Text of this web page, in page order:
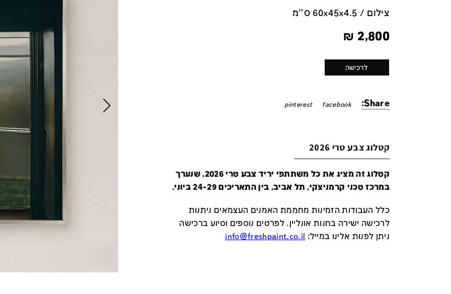
צילום / 60x45x4.5 ס''מ
2,800
₪
לרכישה
Share:
facebook
pinterest
קטלוג צבע טרי 2026
קטלוג זה מציג את כל משתתפי יריד צבע טרי 2026, שנערך
במרכז טכני קרמניצקי, תל אביב, בין התאריכים 24-29 ביוני.
כלל העבודות הזמינות מחממת האמנים העצמאים ניתנות
לרכישה ישירה בחנות אונליין.לפרטים נוספים וסיוע ברכישה
ניתן לפנות אלינו במייל:
info@freshpaint.co.il